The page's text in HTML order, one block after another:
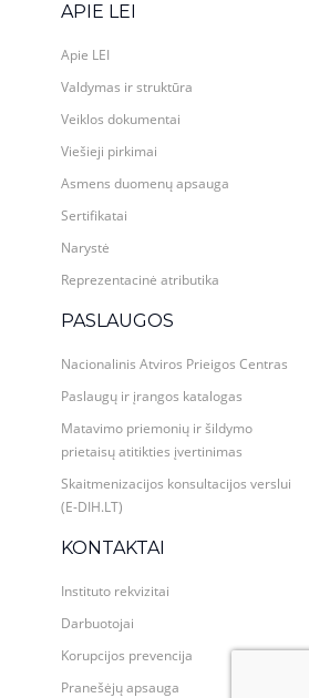
APIE LEI
Apie LEI
Valdymas ir struktūra
Veiklos dokumentai
Viešieji pirkimai
Asmens duomenų apsauga
Sertifikatai
Narystė
Reprezentacinė atributika
PASLAUGOS
Nacionalinis Atviros Prieigos Centras
Paslaugų ir įrangos katalogas
Matavimo priemonių ir šildymo
prietaisų atitikties įvertinimas
Skaitmenizacijos konsultacijos verslui
(E-DIH.LT)
KONTAKTAI
Instituto rekvizitai
Darbuotojai
Korupcijos prevencija
Pranešėjų apsauga